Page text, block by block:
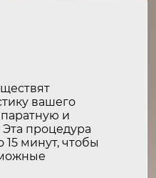
вашего
и
процедура
минут, чтобы